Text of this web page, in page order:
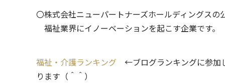
〇株式会社ニューパートナーズホールディングス
福祉業界にイノーベーションを起こす企業です。
福祉・介護ランキング ←ブログランキングに参加
ります（＾＾）